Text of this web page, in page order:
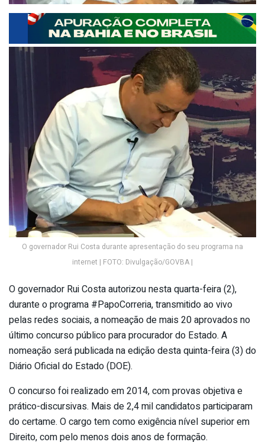
O governador Rui Costa durante apresentação do seu programa na
internet | FOTO: Divulgação/GOVBA |
O governador Rui Costa autorizou nesta quarta-feira (2),
durante o programa #PapoCorreria, transmitido ao vivo
pelas redes sociais, a nomeação de mais 20 aprovados no
último concurso público para procurador do Estado. A
nomeação será publicada na edição desta quinta-feira (3) do
Diário Oficial do Estado (DOE).
O concurso foi realizado em 2014, com provas objetiva e
prático-discursivas. Mais de 2,4 mil candidatos participaram
do certame. O cargo tem como exigência nível superior em
Direito, com pelo menos dois anos de formação.